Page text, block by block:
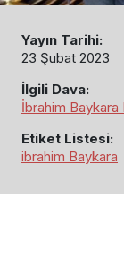
Yayın Tarihi:
23 Şubat 2023
İlgili Dava:
İbrahim Baykara
Etiket Listesi:
ibrahim Baykara